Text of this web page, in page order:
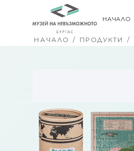
НАЧАЛО
НАЧАЛО / ПРОДУКТИ /